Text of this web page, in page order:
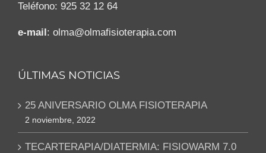
Teléfono: 925 32 12 64
e-mail: olma@olmafisioterapia.com
ÚLTIMAS NOTICIAS
25 ANIVERSARIO OLMA FISIOTERAPIA
2 noviembre, 2022
TECARTERAPIA/DIATERMIA: FISIOWARM 7.0